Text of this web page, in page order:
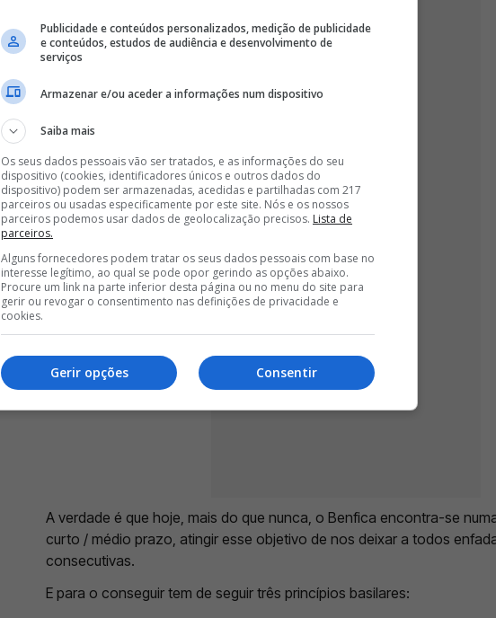
A verdade é que hoje, mais do que nunca, o Benfica encontra-se
curto / médio prazo, atingir esse objetivo de nos deixar a todos
consecutivas.
E para o conseguir tem de seguir três princípios basilares:
Publicidade e conteúdos personalizados, medição de publicidade
e conteúdos, estudos de audiência e desenvolvimento de
serviços
Armazenar e/ou aceder a informações num dispositivo
Saiba mais
Os seus dados pessoais vão ser tratados, e as informações do seu
dispositivo (cookies, identificadores únicos e outros dados do
dispositivo) podem ser armazenadas, acedidas e partilhadas com 217
parceiros ou usadas especificamente por este site. Nós e os nossos
parceiros podemos usar dados de geolocalização precisos. Lista de
parceiros.
Alguns fornecedores podem tratar os seus dados pessoais com base no
interesse legítimo, ao qual se pode opor gerindo as opções abaixo.
Procure um link na parte inferior desta página ou no menu do site para
gerir ou revogar o consentimento nas definições de privacidade e
cookies.
Consentir
Gerir opções